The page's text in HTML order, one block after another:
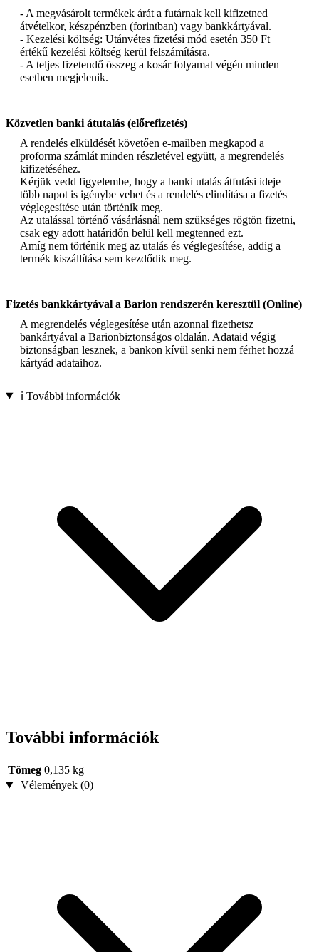
- A megvásárolt termékek árát a futárnak kell kifizetned
átvételkor, készpénzben (forintban) vagy bankkártyával.
- Kezelési költség: Utánvétes fizetési mód esetén 350 Ft
értékű kezelési költség kerül felszámításra.
- A teljes fizetendő összeg a kosár folyamat végén minden
esetben megjelenik.
Közvetlen banki átutalás (előrefizetés)
A rendelés elküldését követően e-mailben megkapod a
proforma számlát minden részletével együtt, a megrendelés
kifizetéséhez.
Kérjük vedd figyelembe, hogy a banki utalás átfutási ideje
több napot is igénybe vehet és a rendelés elindítása a fizetés
véglegesítése után történik meg.
Az utalással történő vásárlásnál nem szükséges rögtön fizetni,
csak egy adott határidőn belül kell megtenned ezt.
Amíg nem történik meg az utalás és véglegesítése, addig a
termék kiszállítása sem kezdődik meg.
Fizetés bankkártyával a Barion rendszerén keresztül (Online)
A megrendelés véglegesítése után azonnal fizethetsz
bankártyával a Barionbiztonságos oldalán. Adataid végig
biztonságban lesznek, a bankon kívül senki nem férhet hozzá
kártyád adataihoz.
ℹ️ További információk
További információk
Tömeg 0,135 kg
Vélemények (0)